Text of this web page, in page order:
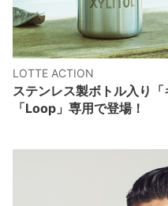
LOTTE ACTION
ステンレス製ボトル入り
「Loop」専用で登場！